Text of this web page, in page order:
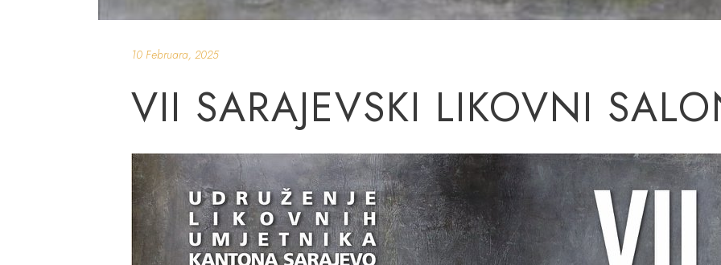
10 Februara, 2025
VII SARAJEVSKI LIKOVNI